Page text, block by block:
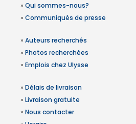
» Qui sommes-nous?
» Communiqués de presse
» Auteurs recherchés
» Photos recherchées
» Emplois chez Ulysse
» Délais de livraison
» Livraison gratuite
» Nous contacter